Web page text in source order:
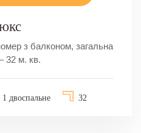
з балконом, загальна
32 м. кв.
1 двоспальне 32